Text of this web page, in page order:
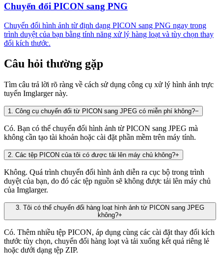
Chuyển đổi PICON sang PNG
Chuyển đổi hình ảnh từ định dạng PICON sang PNG ngay trong
trình duyệt của bạn bằng tính năng xử lý hàng loạt và tùy chọn thay
đổi kích thước.
Câu hỏi thường gặp
Tìm câu trả lời rõ ràng về cách sử dụng công cụ xử lý hình ảnh trực
tuyến Imglarger này.
1. Công cụ chuyển đổi từ PICON sang JPEG có miễn phí không?−
Có. Bạn có thể chuyển đổi hình ảnh từ PICON sang JPEG mà
không cần tạo tài khoản hoặc cài đặt phần mềm trên máy tính.
2. Các tệp PICON của tôi có được tải lên máy chủ không?+
Không. Quá trình chuyển đổi hình ảnh diễn ra cục bộ trong trình
duyệt của bạn, do đó các tệp nguồn sẽ không được tải lên máy chủ
của Imglarger.
3. Tôi có thể chuyển đổi hàng loạt hình ảnh từ PICON sang JPEG
không?+
Có. Thêm nhiều tệp PICON, áp dụng cùng các cài đặt thay đổi kích
thước tùy chọn, chuyển đổi hàng loạt và tải xuống kết quả riêng lẻ
hoặc dưới dạng tệp ZIP.